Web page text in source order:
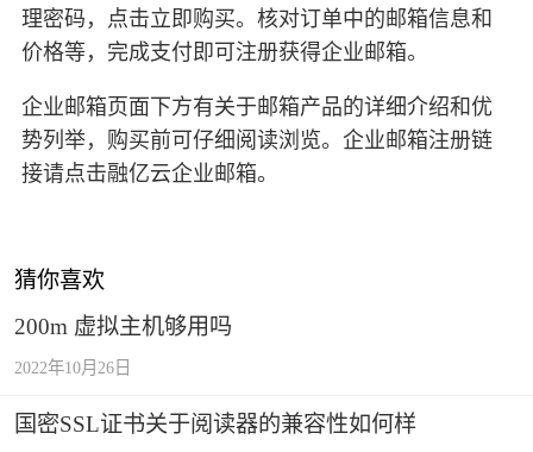
理密码，点击立即购买。核对订单中的邮箱信息和
价格等，完成支付即可注册获得企业邮箱。
企业邮箱页面下方有关于邮箱产品的详细介绍和优
势列举，购买前可仔细阅读浏览。企业邮箱注册链
接请点击融亿云企业邮箱。
猜你喜欢
200m 虚拟主机够用吗
2022年10月26日
国密SSL证书关于阅读器的兼容性如何样